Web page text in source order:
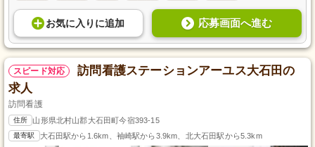
お気に入り に追加 応募画面へ進む
スピード対応
訪問看護ステーションアーユス大石田の
求人
訪問看護
住所 山形県北村山郡大石田町今宿393-15
最寄駅 大石田駅から1.6km、袖崎駅から3.9km、北大石田駅から5.3km